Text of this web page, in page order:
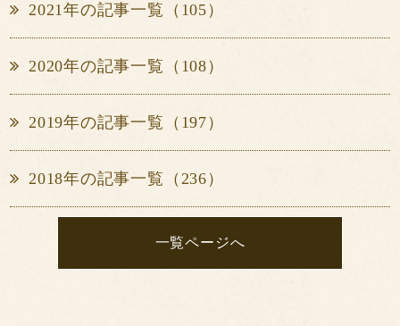
2021年の記事一覧（105）
2020年の記事一覧（108）
2019年の記事一覧（197）
2018年の記事一覧（236）
一覧ページへ